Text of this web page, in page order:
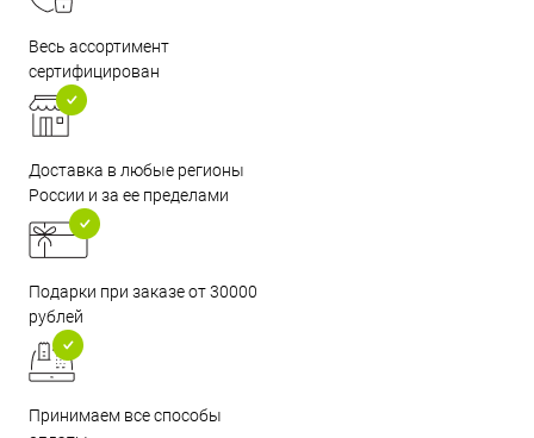
Весь ассортимент
сертифицирован
Доставка в любые регионы
России и за ее пределами
Подарки при заказе от 30000
рублей
Принимаем все способы